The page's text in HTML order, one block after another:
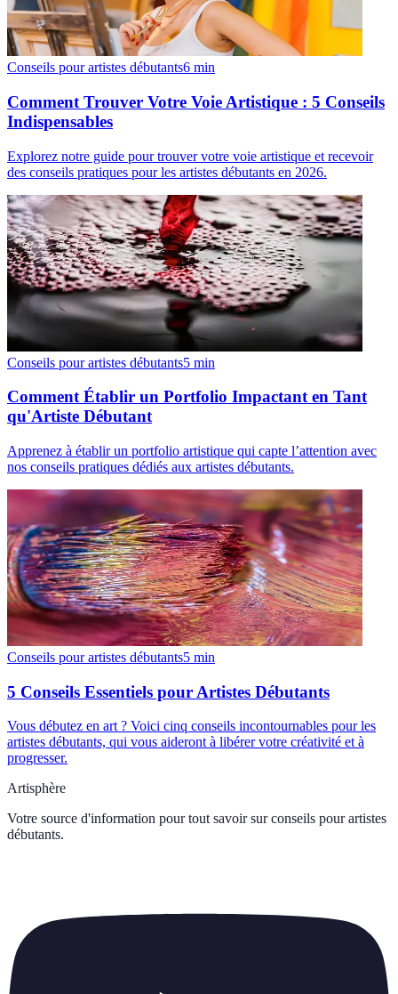
Conseils pour artistes débutants6 min
Comment Trouver Votre Voie Artistique : 5 Conseils
Indispensables
Explorez notre guide pour trouver votre voie artistique et recevoir
des conseils pratiques pour les artistes débutants en 2026.
Conseils pour artistes débutants5 min
Comment Établir un Portfolio Impactant en Tant
qu'Artiste Débutant
Apprenez à établir un portfolio artistique qui capte l’attention avec
nos conseils pratiques dédiés aux artistes débutants.
Conseils pour artistes débutants5 min
5 Conseils Essentiels pour Artistes Débutants
Vous débutez en art ? Voici cinq conseils incontournables pour les
artistes débutants, qui vous aideront à libérer votre créativité et à
progresser.
Artisphère
Votre source d'information pour tout savoir sur conseils pour artistes
débutants.